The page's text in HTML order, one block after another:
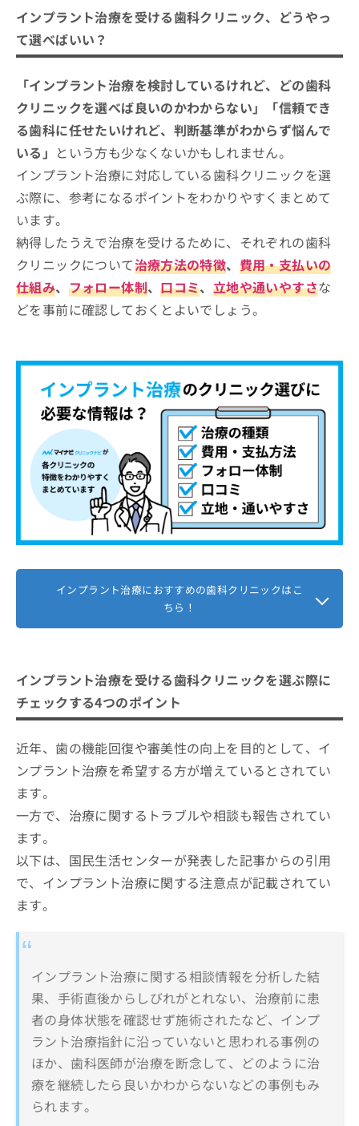
インプラント治療を受ける歯科クリニ
ックを選ぶ際にチェックする4つのポイ
ト治療治療のわかりやすい紹介もあり！
品川区周辺で評判のインプラント治療
におすすめの歯科クリニック10選
西大井駅前歯科クリニック
LOTUS DENTAL CLINIC
小久保歯科医院
かなもり歯科クリニック
カームデンタルクリニック高輪
品川東口歯科
北品川GREEN歯科・矯正歯科
ナムラ御殿山ガーデン歯科
【インプラント治療について】後悔しないため
にこれを知ってから治療を検討しよう！
インプラント治療とは？簡単に解説！
インプラント治療の概要
どんなときに検討されるの？
治療の流れ
インプラントの素材と特徴
注意すべき点やリスク
インプラント治療はどんな流れで進む
の？
1．カウンセリング予約
2．問診票の記入と口腔内検査
4．治療計画の提案と同意
5．手術・治療の開始とアフターケア
インプラント治療に関する質問10選！
まとめ：品川区で評判のインプラント治療にお
すすめの歯科クリニック10選
インプラント治療を受ける歯科クリニック、どうやっ
て選べばいい？
「インプラント治療を検討しているけれど、どの歯科
クリニックを選べば良いのかわからない」「信頼でき
る歯科に任せたいけれど、判断基準がわからず悩んで
いる」 という方も少なくないかもしれません。
インプラント治療に対応している歯科クリニックを選
ぶ際に、参考になるポイントをわかりやすくまとめて
います。
納得したうえで治療を受けるために、それぞれの歯科
クリニックについて治療方法の特徴、 費用・支払いの
仕組み、 フォロー体制、口コミ、 立地や通いやすさな
どを事前に確認しておくとよいでしょう。
インプラント治療におすすめの歯科クリニックはこ
ちら！
インプラント治療を受ける歯科クリニックを選ぶ際に
チェックする4つのポイント
近年、歯の機能回復や審美性の向上を目的として、イ
ンプラント治療を希望する方が増えているとされてい
ます。
一方で、治療に関するトラブルや相談も報告されてい
ます。
以下は、国民生活センターが発表した記事からの引用
で、インプラント治療に関する注意点が記載されてい
ます。
インプラント治療に関する相談情報を分析した結
果、手術直後からしびれがとれない、治療前に患
者の身体状態を確認せず施術されたなど、インプ
ラント治療指針に沿っていないと思われる事例の
ほか、歯科医師が治療を断念して、どのように治
療を継続したら良いかわからないなどの事例もみ
られます。
報
の
修
は
ち
ら
の
他
の
お
問
い
わ
せ
ち
お
し
込
み
は
こ
ち
ら